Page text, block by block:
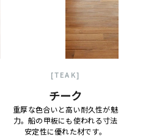
[TEAK]
チーク
重厚な色合いと高い耐久性が魅
力。船の甲板にも使われる寸法
安定性に優れた材です。